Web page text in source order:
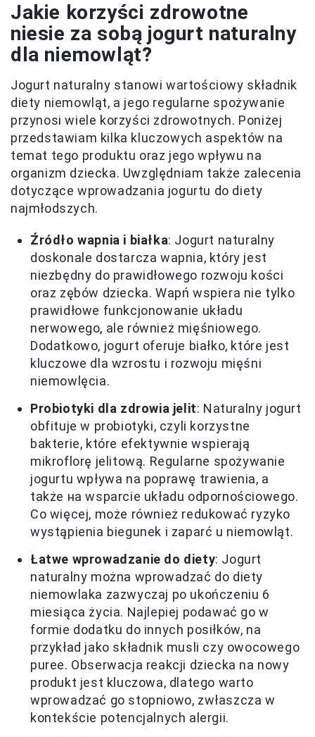
Jakie korzyści zdrowotne
niesie za sobą jogurt naturalny
dla niemowląt?
Jogurt naturalny stanowi wartościowy składnik
diety niemowląt, a jego regularne spożywanie
przynosi wiele korzyści zdrowotnych. Poniżej
przedstawiam kilka kluczowych aspektów na
temat tego produktu oraz jego wpływu na
organizm dziecka. Uwzględniam także zalecenia
dotyczące wprowadzania jogurtu do diety
najmłodszych.
Źródło wapnia i białka: Jogurt naturalny
doskonale dostarcza wapnia, który jest
niezbędny do prawidłowego rozwoju kości
oraz zębów dziecka. Wapń wspiera nie tylko
prawidłowe funkcjonowanie układu
nerwowego, ale również mięśniowego.
Dodatkowo, jogurt oferuje białko, które jest
kluczowe dla wzrostu i rozwoju mięśni
niemowlęcia.
Probiotyki dla zdrowia jelit: Naturalny jogurt
obfituje w probiotyki, czyli korzystne
bakterie, które efektywnie wspierają
mikroflorę jelitową. Regularne spożywanie
jogurtu wpływa na poprawę trawienia, a
także на wsparcie układu odpornościowego.
Co więcej, może również redukować ryzyko
wystąpienia biegunek i zaparć u niemowląt.
Łatwe wprowadzanie do diety: Jogurt
naturalny można wprowadzać do diety
niemowlaka zazwyczaj po ukończeniu 6
miesiąca życia. Najlepiej podawać go w
formie dodatku do innych posiłków, na
przykład jako składnik musli czy owocowego
puree. Obserwacja reakcji dziecka na nowy
produkt jest kluczowa, dlatego warto
wprowadzać go stopniowo, zwłaszcza w
kontekście potencjalnych alergii.